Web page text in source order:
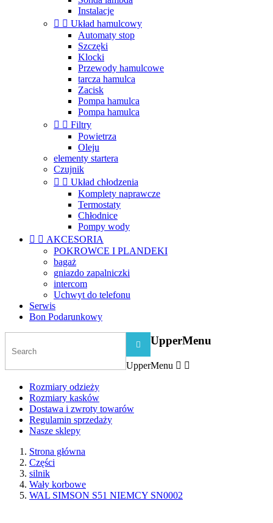
Instalacje
  Układ hamulcowy
Automaty stop
Szczęki
Klocki
Przewody hamulcowe
tarcza hamulca
Zacisk
Pompa hamulca
Pompa hamulca
  Filtry
Powietrza
Oleju
elementy startera
Czujnik
  Układ chłodzenia
Komplety naprawcze
Termostaty
Chłodnice
Pompy wody
  AKCESORIA
POKROWCE I PLANDEKI
bagaż
gniazdo zapalniczki
intercom
Uchwyt do telefonu
Serwis
Bon Podarunkowy
 UpperMenu
UpperMenu  
Rozmiary odzieży
Rozmiary kasków
Dostawa i zwroty towarów
Regulamin sprzedaży
Nasze sklepy
Strona główna
Części
silnik
Wały korbowe
WAL SIMSON S51 NIEMCY SN0002